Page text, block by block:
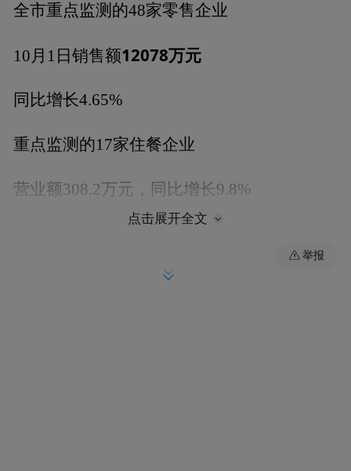
全市重点监测的48家零售企业
10月1日销售额12078万元
同比增长4.65%
重点监测的17家住餐企业
营业额308.2万元，同比增长9.8%
点击展开全文
举报